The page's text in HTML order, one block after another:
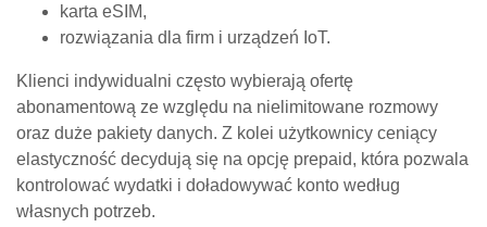
karta eSIM,
rozwiązania dla firm i urządzeń IoT.
Klienci indywidualni często wybierają ofertę
abonamentową ze względu na nielimitowane rozmowy
oraz duże pakiety danych. Z kolei użytkownicy ceniący
elastyczność decydują się na opcję prepaid, która pozwala
kontrolować wydatki i doładowywać konto według
własnych potrzeb.